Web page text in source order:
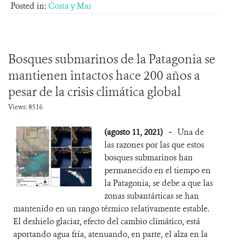
Posted in: Costa y Mar
Bosques submarinos de la Patagonia se
mantienen intactos hace 200 años a
pesar de la crisis climática global
Views: 8516
(agosto 11, 2021) - Una de
las razones por las que estos
bosques submarinos han
permanecido en el tiempo en
la Patagonia, se debe a que las
zonas subantárticas se han
mantenido en un rango térmico relativamente estable.
El deshielo glaciar, efecto del cambio climático, está
aportando agua fría, atenuando, en parte, el alza en la